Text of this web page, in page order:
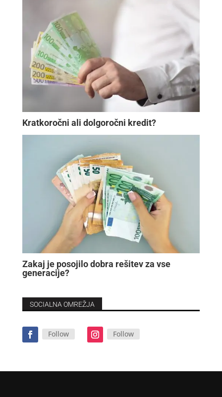
Kratkoročni ali dolgoročni kredit?
Zakaj je posojilo dobra rešitev za vse
generacije?
SOCIALNA OMREŽJA
Follow Follow